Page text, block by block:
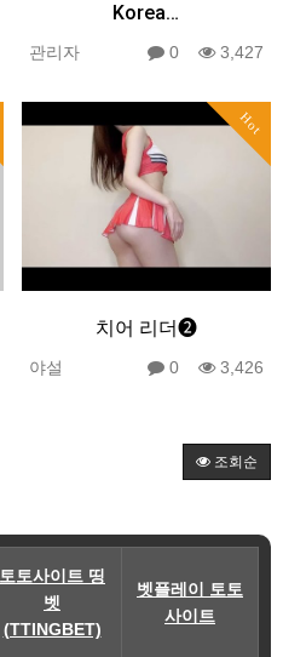
Korea…
관리자 0 3,427
Hot
치어 리더❷
야설 0 3,426
조회순
토토사이트 띵
벳
(TTINGBET)
벳플레이 토토
사이트